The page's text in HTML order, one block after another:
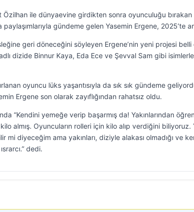
Özilhan ile dünyaevine girdikten sonra oyunculuğu
gündeme gelen Yasemin Ergene, 2025’te
geri döneceğini söyleyen Ergene’nin yeni projesi belli
dizide Binnur Kaya, Eda Ece ve Şevval Sam gibi isimlerle
oyuncu lüks yaşantısıyla da sık sık gündeme
Ergene son olarak zayıflığından rahatsız oldu.
“Kendini yemeğe verip başarmış da! Yakınlarından
almış. Oyuncuların rolleri için kilo alıp verdiğini biliyoruz.
mi diyeceğim ama yakınları, diziyle alakası olmadığı ve
dedi.